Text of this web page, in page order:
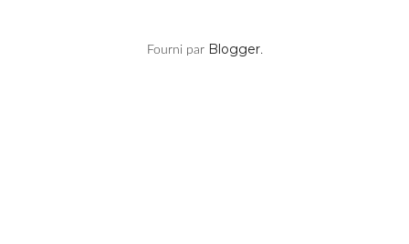
Fourni par Blogger.